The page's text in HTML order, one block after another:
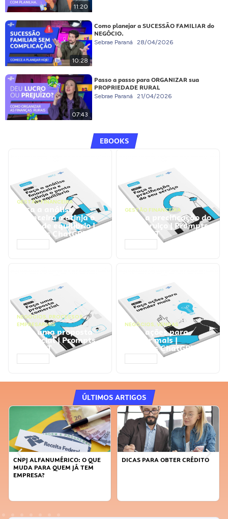
11:20
10:28
Como planejar a SUCESSÃO FAMILIAR do
NEGÓCIO.
Sebrae Paraná 28/04/2026
07:43
Passo a passo para ORGANIZAR sua
PROPRIEDADE RURAL
Sebrae Paraná 21/04/2026
EBOOKS
GESTÃO FINANCEIRA
Faça a análise
financeira e atinja o
ponto de equilíbrio |
Prompts ChatGPT
GESTÃO FINANCEIRA
Faça a precificação do
seu serviço | Prompts
ChatGPT
NEGÓCIOS, PROCESSOS
EMPRESARIAIS
Faça uma proposta
comercial | Prompts
ChatGPT
NEGÓCIOS, VENDAS
Faça ações para
vender mais |
Prompts ChatGPT
ÚLTIMOS ARTIGOS
CNPJ ALFANUMÉRICO: O QUE
MUDA PARA QUEM JÁ TEM
EMPRESA?
DICAS PARA OBTER CRÉDITO